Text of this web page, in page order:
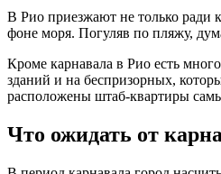
В Рио приезжают не только ради
фоне моря. Погуляв по пляжу,
Кроме карнавала в Рио есть
зданий и на беспризорных,
расположены штаб-квартиры
Что ожидать от